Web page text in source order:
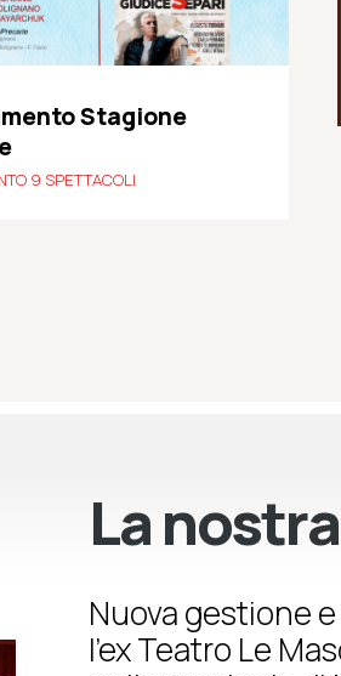
Stagione
9 SPETTACOLI
La
Nuova gestione
l’ex Teatro Le